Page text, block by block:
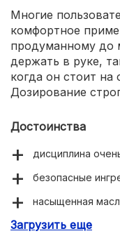
Многие
комфортное
продуманному до
держать в руке,
когда он стоит на
Дозирование
Достоинства
дисциплина
безопасные
насыщенная
термозащитное
Загрузить еще